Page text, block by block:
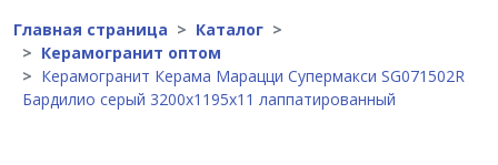
Главная страница
Каталог
Керамогранит оптом
Керамогранит Керама Марацци Супермакси SG071502R
Бардилио серый 3200x1195x11 лаппатированный